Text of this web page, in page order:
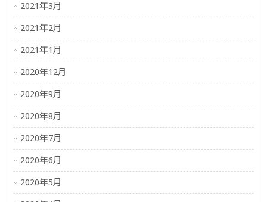
2021年3月
2021年2月
2021年1月
2020年12月
2020年9月
2020年8月
2020年7月
2020年6月
2020年5月